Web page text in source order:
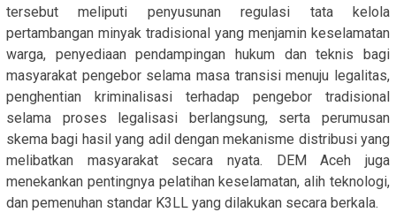
tersebut meliputi penyusunan regulasi tata kelola
pertambangan minyak tradisional yang menjamin keselamatan
warga, penyediaan pendampingan hukum dan teknis bagi
masyarakat pengebor selama masa transisi menuju legalitas,
penghentian kriminalisasi terhadap pengebor tradisional
selama proses legalisasi berlangsung, serta perumusan
skema bagi hasil yang adil dengan mekanisme distribusi yang
melibatkan masyarakat secara nyata. DEM Aceh juga
menekankan pentingnya pelatihan keselamatan, alih teknologi,
dan pemenuhan standar K3LL yang dilakukan secara berkala.